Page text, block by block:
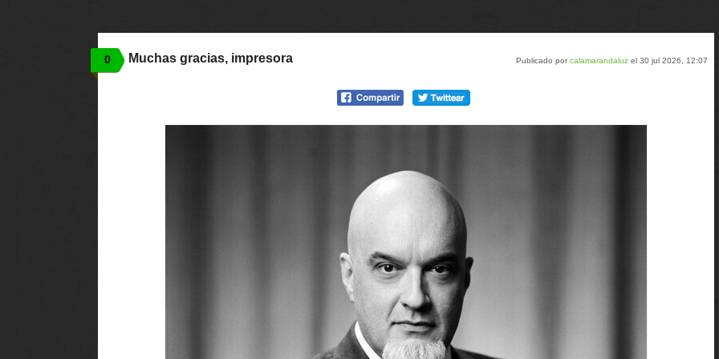
0 Publicado porcalamarandaluz el 30 jul 2026, 12:07
Muchas gracias, impresora